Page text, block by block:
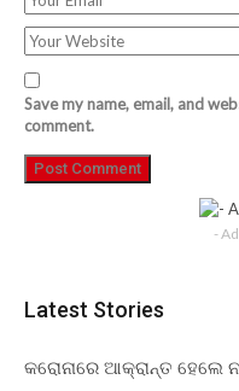
Save my name, email, and
comment.
-
Latest Stories
କରୋନାରେ ଆକ୍ରାନ୍ତ ହେଲେ